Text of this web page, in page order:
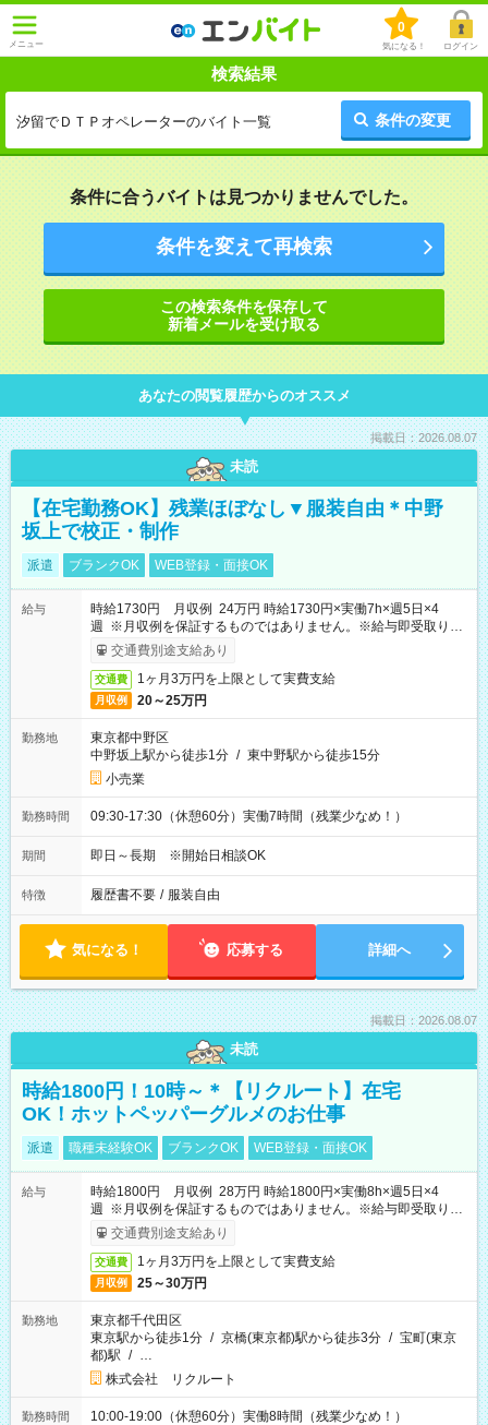
メニュー
0
気になる！ ログイン
検索結果
汐留でＤＴＰオペレーターのバイト一覧 条件の変更
条件に合うバイトは見つかりませんでした。
条件を変えて再検索
この検索条件を保存して
新着メールを受け取る
あなたの閲覧履歴からのオススメ
掲載日：2026.08.07
未読
【在宅勤務OK】残業ほぼなし▼服装自由＊中野
坂上で校正・制作
派遣 ブランクOK WEB登録・面接OK
給与
時給1730円 月収例 24万円 時給1730円×実働7h×週5日×4
週 ※月収例を保証するものではありません。※給与即受取りサ
ービス利用可（利用条件有）
交通費別途支給あり
交通費 1ヶ月3万円を上限として実費支給
月収例 20～25万円
勤務地
東京都中野区
中野坂上駅から徒歩1分 / 東中野駅から徒歩15分
小売業
勤務時間 09:30-17:30（休憩60分）実働7時間（残業少なめ！）
期間 即日～長期 ※開始日相談OK
特徴 履歴書不要 / 服装自由
気になる！ 応募する 詳細へ
掲載日：2026.08.07
未読
時給1800円！10時～＊【リクルート】在宅
OK！ホットペッパーグルメのお仕事
派遣 職種未経験OK ブランクOK WEB登録・面接OK
給与
時給1800円 月収例 28万円 時給1800円×実働8h×週5日×4
週 ※月収例を保証するものではありません。※給与即受取りサ
ービス利用可（利用条件有）
交通費別途支給あり
交通費 1ヶ月3万円を上限として実費支給
月収例 25～30万円
勤務地
東京都千代田区
東京駅から徒歩1分 / 京橋(東京都)駅から徒歩3分 / 宝町(東京
都)駅 / …
株式会社 リクルート
勤務時間 10:00-19:00（休憩60分）実働8時間（残業少なめ！）